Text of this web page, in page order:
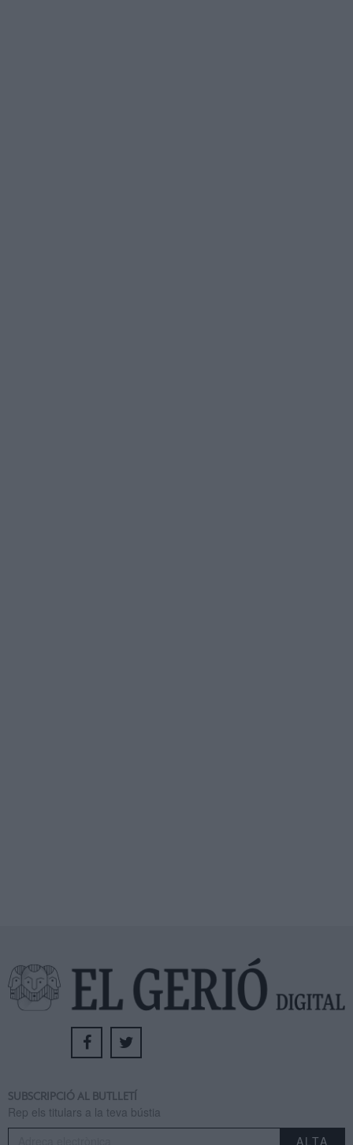
SUBSCRIPCIÓ AL BUTLLETÍ
Rep els titulars a la teva bústia